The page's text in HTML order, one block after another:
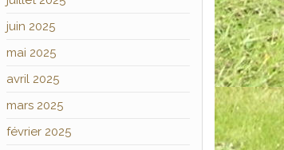
juin 2025
mai 2025
avril 2025
mars 2025
février 2025